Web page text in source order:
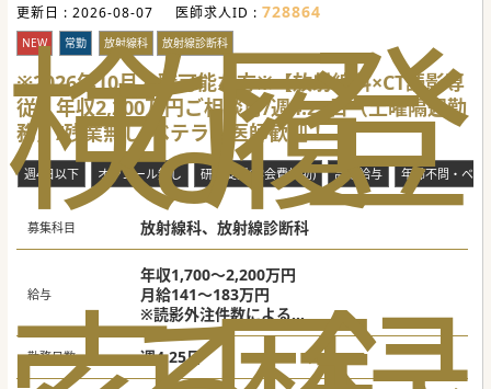
検な履登
更新日 : 2026-08-07 医師求人ID : 728864
NEW 常勤 放射線科 放射線診断科
※2026年10月入職可能な方※【放射線科×CT読影専
従】年収2,200万円ご相談可/週4.25日（土曜隔週勤
務）/残業無し/ベテラン医師歓迎！
週4日以下 オンコール無し 研究支援(学会費補助) 高額給与 年齢不問・ベテ
募集科目 放射線科、放射線診断科
給与
年収1,700～2,200万円
月給141～183万円
※読影外注件数による
※ご経験等によりご相談の上決定いたします
勤務日数 週4.25日